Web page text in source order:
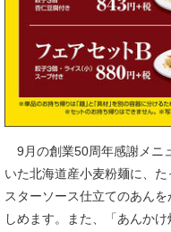
9月の創業50周年感謝メニ
いた北海道産小麦粉麺に、
スターソース仕立てのあん
しめます。また、「あんか